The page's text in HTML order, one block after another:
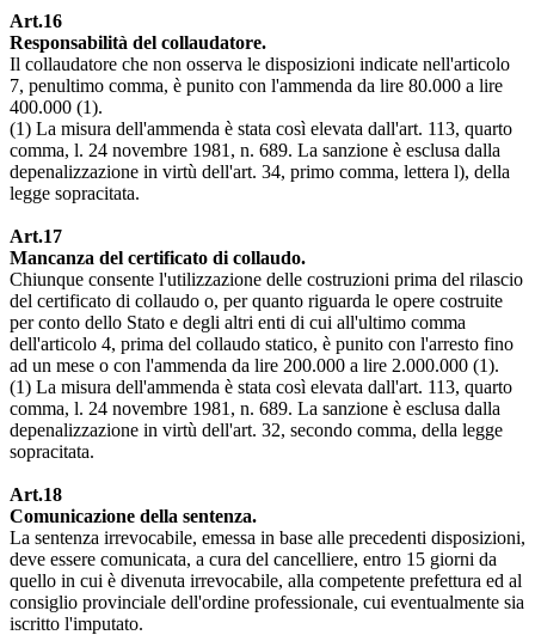
Art.16
Responsabilità del collaudatore.
Il collaudatore che non osserva le disposizioni indicate nell'articolo
7, penultimo comma, è punito con l'ammenda da lire 80.000 a lire
400.000 (1).
(1) La misura dell'ammenda è stata così elevata dall'art. 113, quarto
comma, l. 24 novembre 1981, n. 689. La sanzione è esclusa dalla
depenalizzazione in virtù dell'art. 34, primo comma, lettera l), della
legge sopracitata.
Art.17
Mancanza del certificato di collaudo.
Chiunque consente l'utilizzazione delle costruzioni prima del rilascio
del certificato di collaudo o, per quanto riguarda le opere costruite
per conto dello Stato e degli altri enti di cui all'ultimo comma
dell'articolo 4, prima del collaudo statico, è punito con l'arresto fino
ad un mese o con l'ammenda da lire 200.000 a lire 2.000.000 (1).
(1) La misura dell'ammenda è stata così elevata dall'art. 113, quarto
comma, l. 24 novembre 1981, n. 689. La sanzione è esclusa dalla
depenalizzazione in virtù dell'art. 32, secondo comma, della legge
sopracitata.
Art.18
Comunicazione della sentenza.
La sentenza irrevocabile, emessa in base alle precedenti disposizioni,
deve essere comunicata, a cura del cancelliere, entro 15 giorni da
quello in cui è divenuta irrevocabile, alla competente prefettura ed al
consiglio provinciale dell'ordine professionale, cui eventualmente sia
iscritto l'imputato.